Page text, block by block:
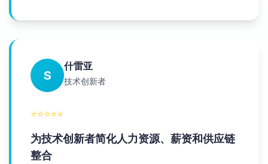
S
什雷亚
技术创新者
⭐⭐⭐⭐⭐
为技术创新者简化人力资源、薪资和供应链
整合